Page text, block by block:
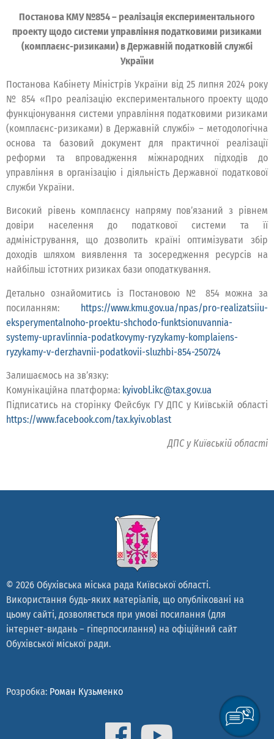
Постанова КМУ №854 – реалізація експериментального
проекту щодо системи управління податковими ризиками
(комплаєнс-ризиками) в Державній податковій службі
України
Постанова Кабінету Міністрів України від 25 липня 2024 року
№ 854 «Про реалізацію експериментального проекту щодо
функціонування системи управління податковими ризиками
(комплаєнс-ризиками) в Державній службі» – методологічна
основа та базовий документ для практичної реалізації
реформи та впровадження міжнародних підходів до
управління в організацію і діяльність Державної податкової
служби України.
Високий рівень комплаєнсу напряму пов’язаний з рівнем
довіри населення до податкової системи та її
адміністрування, що дозволить країні оптимізувати збір
доходів шляхом виявлення та зосередження ресурсів на
найбільш істотних ризиках бази оподаткування.
Детально ознайомитись із Постановою № 854 можна за
посиланням: https://www.kmu.gov.ua/npas/pro-realizatsiiu-
eksperymentalnoho-proektu-shchodo-funktsionuvannia-
systemy-upravlinnia-podatkovymy-ryzykamy-komplaiens-
ryzykamy-v-derzhavnii-podatkovii-sluzhbi-854-250724
Залишаємось на зв’язку:
Комунікаційна платформа: kyivobl.ikc@tax.gov.ua
Підписатись на сторінку Фейсбук ГУ ДПС у Київській області
https://www.facebook.com/tax.kyiv.oblast
ДПС у Київській області
© 2026 Обухівська міська рада Київської області.
Використання будь-яких матеріалів, що опубліковані на
цьому сайті, дозволяється при умові посилання (для
інтернет-видань – гіперпосилання) на офіційний сайт
Обухівської міської ради.
Розробка: Роман Кузьменко